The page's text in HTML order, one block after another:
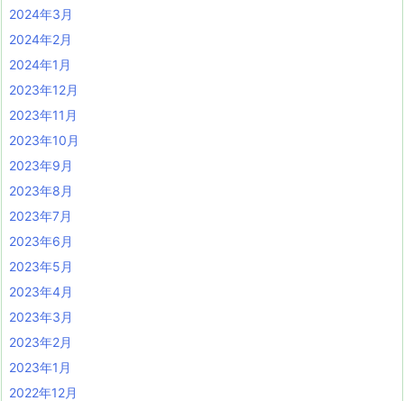
2024年3月
2024年2月
2024年1月
2023年12月
2023年11月
2023年10月
2023年9月
2023年8月
2023年7月
2023年6月
2023年5月
2023年4月
2023年3月
2023年2月
2023年1月
2022年12月